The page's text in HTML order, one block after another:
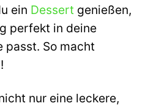
ein Dessert genießen,
perfekt in deine
passt. So macht
nur eine leckere,